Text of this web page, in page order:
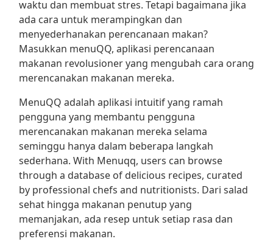
waktu dan membuat stres. Tetapi bagaimana jika
ada cara untuk merampingkan dan
menyederhanakan perencanaan makan?
Masukkan menuQQ, aplikasi perencanaan
makanan revolusioner yang mengubah cara orang
merencanakan makanan mereka.
MenuQQ adalah aplikasi intuitif yang ramah
pengguna yang membantu pengguna
merencanakan makanan mereka selama
seminggu hanya dalam beberapa langkah
sederhana. With Menuqq, users can browse
through a database of delicious recipes, curated
by professional chefs and nutritionists. Dari salad
sehat hingga makanan penutup yang
memanjakan, ada resep untuk setiap rasa dan
preferensi makanan.